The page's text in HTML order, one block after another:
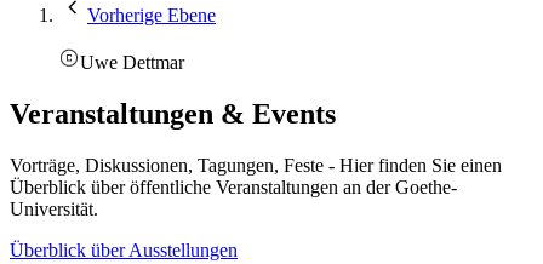
Vorherige Ebene
Uwe Dettmar
Veranstaltungen & Events
Vorträge, Diskussionen, Tagungen, Feste - Hier finden Sie einen
Überblick über öffentliche Veranstaltungen an der Goethe-
Universität.
Überblick über Ausstellungen